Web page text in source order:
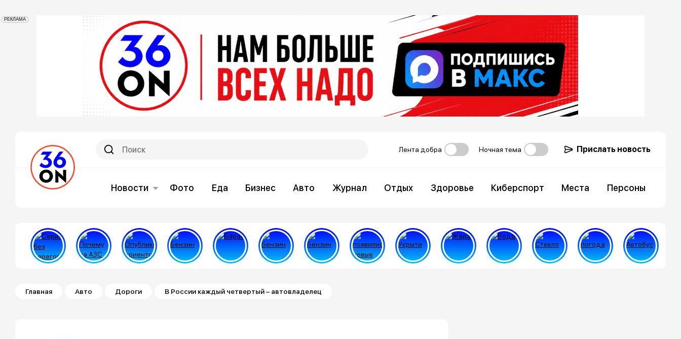
РЕКЛАМА
Лента добра Ночная тема Прислать новость
Новости Фото Еда Бизнес Авто Журнал Отдых Здоровье Киберспорт Места Персоны
Строка навигации
Главная Авто Дороги В России каждый четвертый – автовладелец